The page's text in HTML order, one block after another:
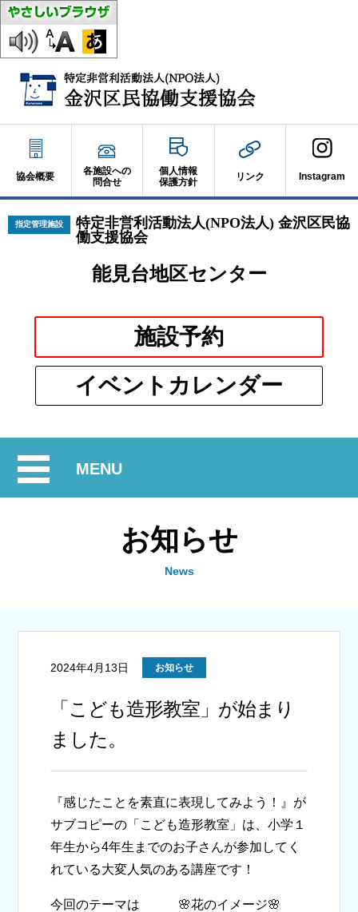
協会概要
各施設への
問合せ
個人情報
保護方針
リンク Instagram
特定非営利活動法人(NPO法人) 金沢区民協
働支援協会
指定管理施設
能見台地区センター
施設予約別
ウ
ィ
ン
開
イベント カレンダー別
ウ
ウ
MENU開
閉
お知らせ
News
2024年4月13日 お知らせ
「こども造形教室」が始まり
ました。
『感じたことを素直に表現してみよう！』が
サブコピーの「こども造形教室」は、小学１
年生から4年生までのお子さんが参加してく
れている大変人気のある講座です！
今回のテーマは 🌸花のイメージ🌸